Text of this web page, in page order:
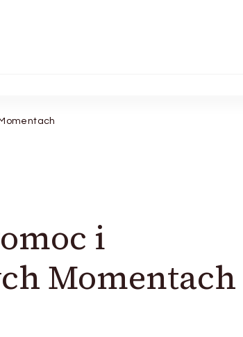
i
Momentach